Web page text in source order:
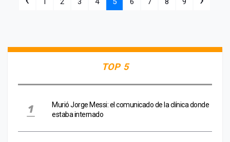
TOP 5
Murió Jorge Messi: el comunicado de la clínica donde
estaba internado